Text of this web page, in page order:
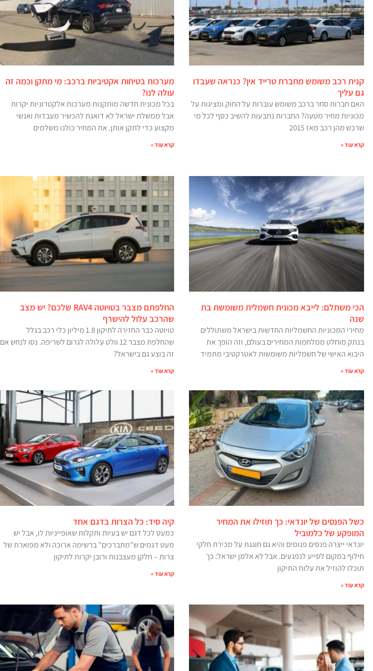
קנית רכב משומש מחברת טרייד אין? כנראה שעבדו
גם עליך
האם חברות סחר ברכב משומש עוברות על החוק ומציגות על
מכוניות מחיר מטעה? החברות נתבעות להשיב כסף לכל מי
שרכש מהן רכב מאז 2015
קרא עוד »
מערכות בטיחות אקטיביות ברכב: מי מתקן וכמה זה
עולה לנו?
בכל מכונית חדשה מותקנות מערכות אלקטרוניות יקרות
אבל ממשלת ישראל לא דואגת להכשיר מעבדות ואנשי
מקצוע כדי לתקן אותן. את המחיר כולנו משלמים
קרא עוד »
הכי משתלם: לייבא מכונית חשמלית משומשת בת
שנה
מחירי המכוניות החשמליות החדשות בישראל משתוללים
בנתק מוחלט ממלחמות המחירים בעולם, וזה הופך את
היבוא האישי של חשמליות משומשות לאטרקטיבי מתמיד
קרא עוד »
החלפתם מצבר בטויוטה RAV4 שלכם? יש מצב
שהרכב עלול להישרף
טויוטה כבר החזירה לתיקון 1.8 מיליון כלי רכב בגלל
שהחלפת מצבר 12 וולט עלולה לגרום לשריפה. נסו לנחש אם
זה בוצע גם בישראל?
קרא עוד »
כשל הפנסים של יונדאי: כך תוזילו את המחיר
המופקע של כלמוביל
יונדאי ייצרה פנסים פגומים והיא גם חוגגת על מכירת חלקי
חילוף במקום לסייע לנפגעים. אבל לא אלמן ישראל: כך
תוכלו להוזיל את עלות התיקון
קרא עוד »
קיה סיד: כל הצרות בדגם אחד
כמעט לכל דגם יש בעיות ותקלות שאופייניות לו, אבל יש
מעט דגמים ש"מתברכים" ברשימה ארוכה ולא מפוארת של
צרות – חלקן מעצבנות ורובן יקרות לתיקון
קרא עוד »